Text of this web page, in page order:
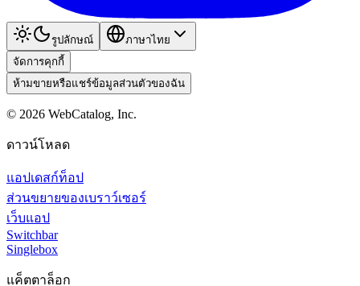
รูปลักษณ์
ภาษาไทย
จัดการคุกกี้
ห้ามขายหรือแชร์ข้อมูลส่วนตัวของฉัน
© 2026 WebCatalog, Inc.
ดาวน์โหลด
แอปเดสก์ท็อป
ส่วนขยายของเบราว์เซอร์
เว็บแอป
Switchbar
Singlebox
แค็ตตาล็อก